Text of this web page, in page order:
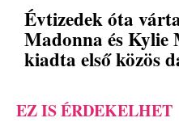
Évtizedek óta
Madonna és Kylie
kiadta első közös
EZ IS ÉRDEKELHET